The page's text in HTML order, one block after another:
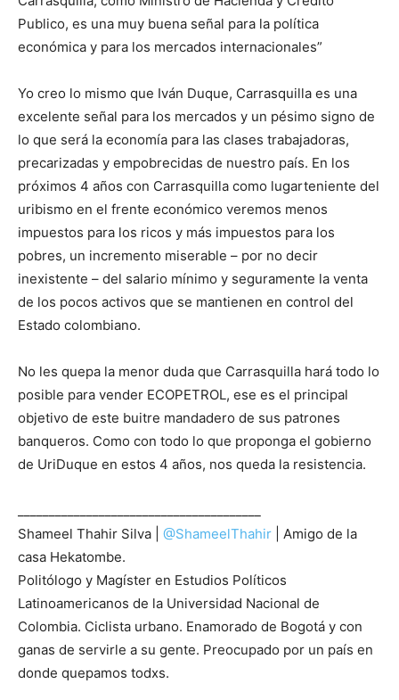
Publico, es una muy buena señal para la política
económica y para los mercados internacionales”
Yo creo lo mismo que Iván Duque, Carrasquilla es una
excelente señal para los mercados y un pésimo signo de
lo que será la economía para las clases trabajadoras,
precarizadas y empobrecidas de nuestro país. En los
próximos 4 años con Carrasquilla como lugarteniente del
uribismo en el frente económico veremos menos
impuestos para los ricos y más impuestos para los
pobres, un incremento miserable – por no decir
inexistente – del salario mínimo y seguramente la venta
de los pocos activos que se mantienen en control del
Estado colombiano.
No les quepa la menor duda que Carrasquilla hará todo lo
posible para vender ECOPETROL, ese es el principal
objetivo de este buitre mandadero de sus patrones
banqueros. Como con todo lo que proponga el gobierno
de UriDuque en estos 4 años, nos queda la resistencia.
Shameel Thahir Silva | @ShameelThahir
| Amigo de la
casa Hekatombe.
Politólogo y Magíster en Estudios Políticos
Latinoamericanos de la Universidad Nacional de
Colombia. Ciclista urbano. Enamorado de Bogotá y con
ganas de servirle a su gente. Preocupado por un país en
donde quepamos todxs.